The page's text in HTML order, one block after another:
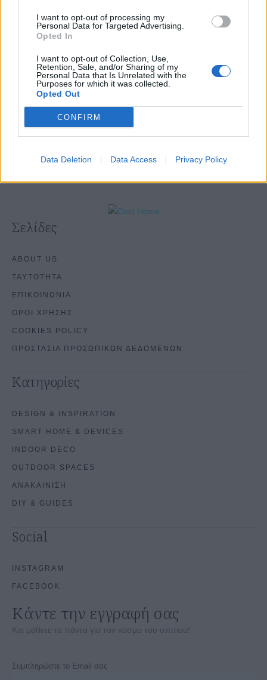
I want to opt-out of processing my
Personal Data for Targeted Advertising.
Opted In
I want to opt-out of Collection, Use,
Retention, Sale, and/or Sharing of my
Personal Data that Is Unrelated with the
Purposes for which it was collected.
Opted Out
CONFIRM
Data Deletion Data Access Privacy Policy
Σελίδες
ABOUT US
ΤΑΥΤΟΤΗΤΑ
ΕΠΙΚΟΙΝΩΝΙΑ
ΟΡΟΙ ΧΡΗΣΗΣ
COOKIES POLICY
ΠΡΟΣΤΑΣΙΑ ΠΡΟΣΩΠΙΚΩΝ ΔΕΔΟΜΕΝΩΝ
Κατηγορίες
DESIGN & INSPIRATION
SMART HOME & DEVICES
INDOOR DECO
OUTDOOR SPACES
ΑΝΑΚΑΙΝΙΣΗ
DIY & GUIDES
Social
INSTAGRAM
FACEBOOK
Κάντε την εγγραφή σας
Και μάθετε τα πάντα για τον κόσμο του σπιτιού!
Συμπληρώστε το Email σας